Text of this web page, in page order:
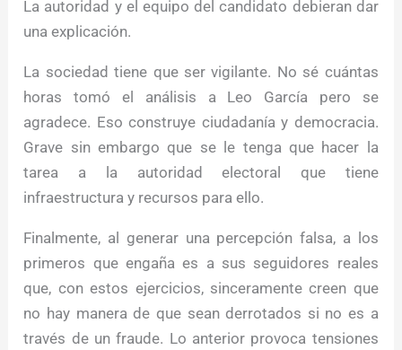
La autoridad y el equipo del candidato debieran dar
una explicación.
La sociedad tiene que ser vigilante. No sé cuántas
horas tomó el análisis a Leo García pero se
agradece. Eso construye ciudadanía y democracia.
Grave sin embargo que se le tenga que hacer la
tarea a la autoridad electoral que tiene
infraestructura y recursos para ello.
Finalmente, al generar una percepción falsa, a los
primeros que engaña es a sus seguidores reales
que, con estos ejercicios, sinceramente creen que
no hay manera de que sean derrotados si no es a
través de un fraude. Lo anterior provoca tensiones